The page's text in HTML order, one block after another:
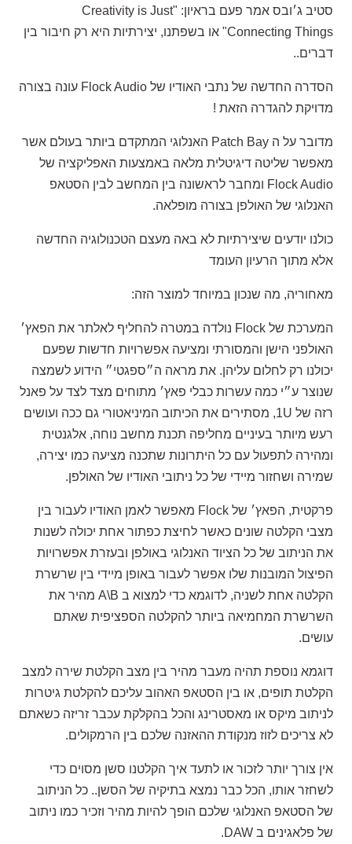
סטיב ג׳ובס אמר פעם בראיון: "Creativity is Just
Connecting Things" או בשפתנו, יצירתיות היא רק חיבור בין
דברים..
הסדרה החדשה של נתבי האודיו של Flock Audio עונה בצורה
מדויקת להגדרה הזאת !
מדובר על ה Patch Bay האנלוגי המתקדם ביותר בעולם אשר
מאפשר שליטה דיגיטלית מלאה באמצעות האפליקציה של
Flock Audio ומחבר לראשונה בין המחשב לבין הסטאפ
האנלוגי של האולפן בצורה מופלאה.
כולנו יודעים שיצירתיות לא באה מעצם הטכנולוגיה החדשה
אלא מתוך הרעיון העומד
מאחוריה, מה שנכון במיוחד למוצר הזה:
המערכת של Flock נולדה במטרה להחליף לאלתר את הפאץ׳
האולפני הישן והמסורתי ומציעה אפשרויות חדשות שפעם
יכולנו רק לחלום עליהן. את מראה ה״ספגטי״ הידוע לשמצה
שנוצר ע״י כמה עשרות כבלי פאץ׳ מתוחים מצד לצד על פאנל
רזה של 1U, מסתירים את הכיתוב המיניאטורי גם ככה ועושים
רעש מיותר בעיניים מחליפה תכנת מחשב נוחה, אלגנטית
ומהירה לתפעול עם כל היתרונות שתכנה מציעה כמו יצירה,
שמירה ושחזור מיידי של כל ניתובי האודיו של האולפן.
פרקטית, הפאץ׳ של Flock מאפשר לאמן האודיו לעבור בין
מצבי הקלטה שונים כאשר לחיצת כפתור אחת יכולה לשנות
את הניתוב של כל הציוד האנלוגי באולפן ובעזרת אפשרויות
הפיצול המובנות שלו אפשר לעבור באופן מיידי בין שרשרת
הקלטה אחת לשניה, לדוגמא כדי למצוא ב A\B מהיר את
השרשרת המחמיאה ביותר להקלטה הספציפית שאתם
עושים.
דוגמא נוספת תהיה מעבר מהיר בין מצב הקלטת שירה למצב
הקלטת תופים, או בין הסטאפ האהוב עליכם להקלטת גיטרות
לניתוב מיקס או מאסטרינג והכל בהקלקת עכבר זריזה כשאתם
לא צריכים לזוז מנקודת ההאזנה שלכם בין הרמקולים.
אין צורך יותר לזכור או לתעד איך הקלטנו סשן מסוים כדי
לשחזר אותו, הכל כבר נמצא בתיקיה של הסשן.. כל הניתוב
של הסטאפ האנלוגי שלכם הופך להיות מהיר וזכיר כמו ניתוב
של פלאגינים ב DAW.